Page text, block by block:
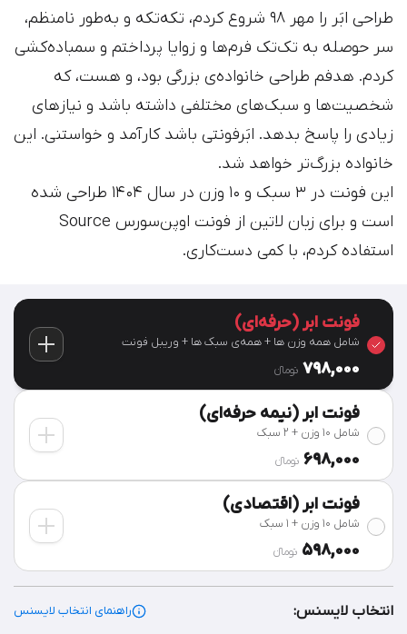
طراحی ابَر را مهر ۹۸ شروع کردم، تکه‌تکه و به‌طور نامنظم،
سر حوصله به تک‌تک فرم‌ها و زوایا پرداختم و سمباده‌کشی
کردم. هدفم طراحی خانواده‌ی بزرگی بود، و هست، که
شخصیت‌ها و سبک‌های مختلفی داشته باشد و نیازهای
زیادی را پاسخ بدهد. ابَرفونتی باشد کارآمد و خواستنی. این
خانواده بزرگ‌تر خواهد شد.
این فونت در ۳ سبک و ۱۰ وزن در سال ۱۴۰۴ طراحی شده
است و برای زبان لاتین از فونت اوپن‌سورس Source
استفاده کردم، با کمی دست‌کاری.
فونت ابر (حرفه‌ای)
شامل همه وزن ها + همه‌ی سبک ها + وریبل فونت
798,000 تومان‫ء‬
فونت ابر (نیمه حرفه‌ای)
شامل 10 وزن + 2 سبک
698,000 تومان‫ء‬
فونت ابر (اقتصادی)
شامل 10 وزن + 1 سبک
598,000 تومان‫ء‬
انتخاب لایسنس: راهنمای انتخاب لایسنس